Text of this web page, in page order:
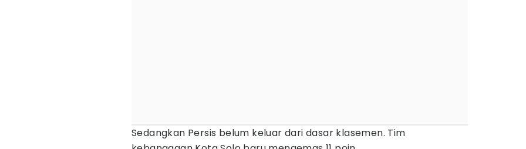
Sedangkan Persis belum keluar dari dasar klasemen. Tim